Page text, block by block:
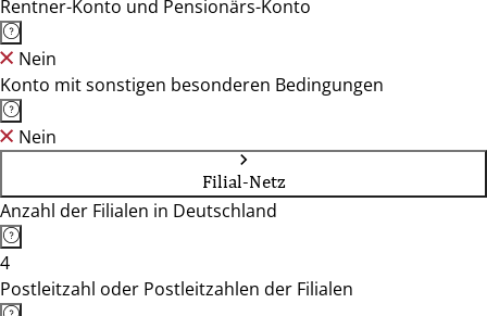
Rentner-Konto und Pensionärs-Konto
Nein
Konto mit sonstigen besonderen Bedingungen
Nein
Filial-Netz
Anzahl der Filialen in Deutschland
4
Postleitzahl oder Postleitzahlen der Filialen